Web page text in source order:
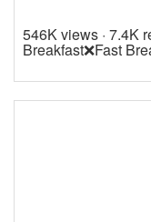
546K views · 7.4K
Breakfast❌Fast